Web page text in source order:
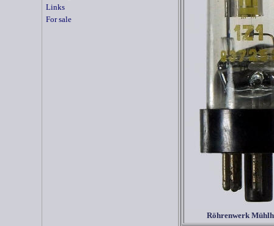
Links
For sale
Röhrenwerk